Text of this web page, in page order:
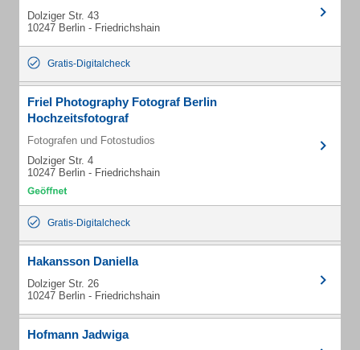
Dolziger Str. 43
10247 Berlin - Friedrichshain
Gratis-Digitalcheck
Friel Photography Fotograf Berlin
Hochzeitsfotograf
Fotografen und Fotostudios
Dolziger Str. 4
10247 Berlin - Friedrichshain
Gratis-Digitalcheck
Hakansson Daniella
Dolziger Str. 26
10247 Berlin - Friedrichshain
Hofmann Jadwiga